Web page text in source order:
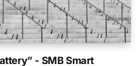
- SMB Smart